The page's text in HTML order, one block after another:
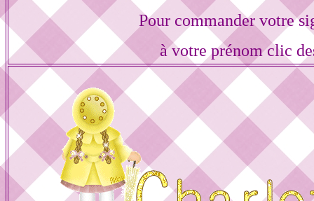
Pour commander votre
à votre prénom clic